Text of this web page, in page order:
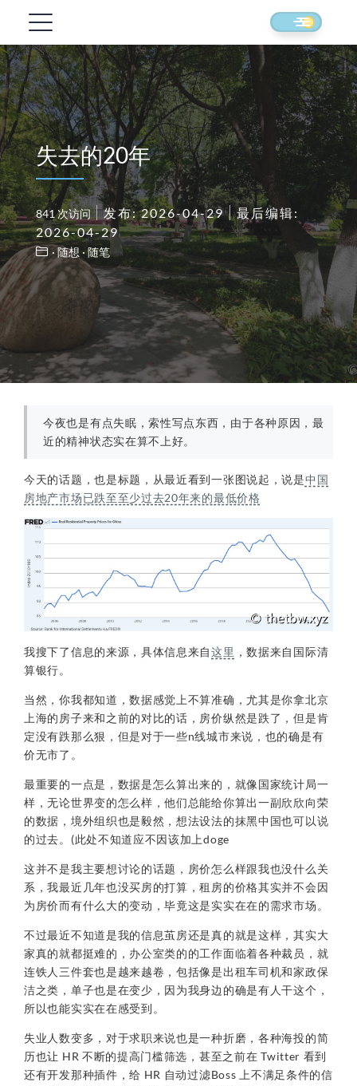
失去的20年
841 次访问 发布: 2026-04-29
最后编辑:
2026-04-29
· 随想 · 随笔
今夜也是有点失眠，索性写点东西，由于各种原因，最
近的精神状态实在算不上好。
今天的话题，也是标题，从最近看到一张图说起，说是中国
房地产市场已跌至至少过去20年来的最低价格
我搜下了信息的来源，具体信息来自这里 ，数据来自国际清
算银行。
当然，你我都知道，数据感觉上不算准确，尤其是你拿北京
上海的房子来和之前的对比的话，房价纵然是跌了，但是肯
定没有跌那么狠，但是对于一些n线城市来说，也的确是有
价无市了。
最重要的一点是，数据是怎么算出来的，就像国家统计局一
样，无论世界变的怎么样，他们总能给你算出一副欣欣向荣
的数据，境外组织也是毅然，想法设法的抹黑中国也可以说
的过去。(此处不知道应不因该加上doge
这并不是我主要想讨论的话题，房价怎么样跟我也没什么关
系，我最近几年也没买房的打算，租房的价格其实并不会因
为房价而有什么大的变动，毕竟这是实实在在的需求市场。
不过最近不知道是我的信息茧房还是真的就是这样，其实大
家真的就都挺难的，办公室类的的工作面临着各种裁员，就
连铁人三件套也是越来越卷，包括像是出租车司机和家政保
洁之类，单子也是在变少，因为我身边的确是有人干这个，
所以也能实实在在感受到。
失业人数变多，对于求职来说也是一种折磨，各种海投的简
历也让 HR 不断的提高门槛筛选，甚至之前在 Twitter 看到
还有开发那种插件，给 HR 自动过滤Boss 上不满足条件的信